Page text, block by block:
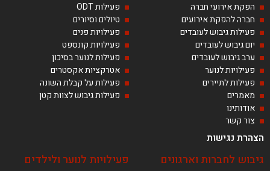
הפקת אירועי חברה
חברה להפקת אירועים
פעילות גיבוש לעובדים
יום גיבוש לעובדים
ערב גיבוש לעובדים
פעילויות לנוער
פעילות לתיירים
מאמרים
אודותינו
צור קשר
הצהרת נגישות
פעילות ODT
טיולים וסיורים
פעילויות פנים
פעילויות קונספט
פעילות לנוער בסיכון
אטרקציות אקסטרים
פעילות על קבלת השונה
פעילות גיבוש לצוות קטן
גיבוש לחברות וארגונים פעילויות לנוער ולילדים